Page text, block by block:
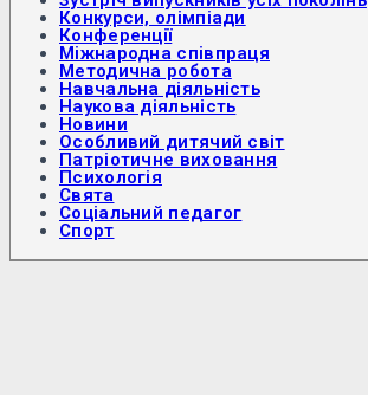
Конкурси, олімпіади
Конференції
Міжнародна співпраця
Методична робота
Навчальна діяльність
Наукова діяльність
Новини
Особливий дитячий світ
Патріотичне виховання
Психологія
Свята
Соціальний педагог
Спорт